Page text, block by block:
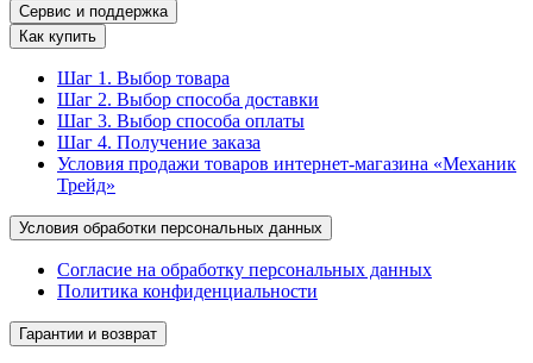
Сервис и поддержка
Как купить
Шаг 1. Выбор товара
Шаг 2. Выбор способа доставки
Шаг 3. Выбор способа оплаты
Шаг 4. Получение заказа
Условия продажи товаров интернет-магазина «Механик
Трейд»
Условия обработки персональных данных
Согласие на обработку персональных данных
Политика конфиденциальности
Гарантии и возврат